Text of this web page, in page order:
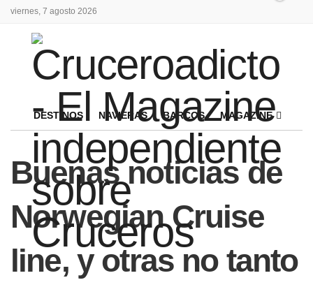
viernes, 7 agosto 2026
DESTINOS NAVIERAS BARCOS MAGAZINE
Buenas noticias de
Norwegian Cruise
line, y otras no tanto